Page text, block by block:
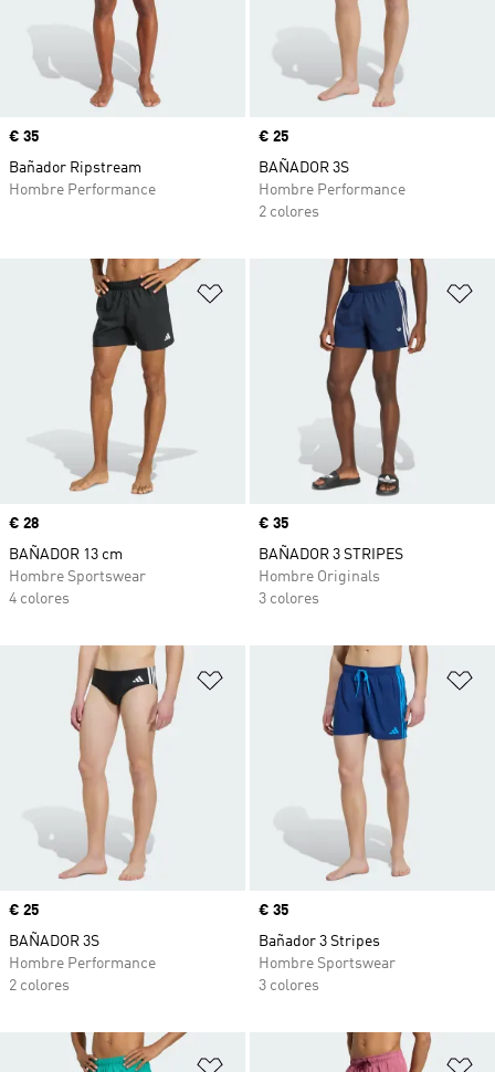
Precio
€ 35
Bañador Ripstream
Hombre Performance
Precio
€ 25
BAÑADOR 3S
Hombre Performance
2 colores
Añadir a la lista de deseos
Precio
€ 28
BAÑADOR 13 cm
Hombre Sportswear
4 colores
Precio
€ 35
BAÑADOR 3 STRIPES
Hombre Originals
3 colores
Añadir a la lista de deseos
Precio
€ 25
BAÑADOR 3S
Hombre Performance
2 colores
Precio
€ 35
Bañador 3 Stripes
Hombre Sportswear
3 colores
Añadir a la lista de deseos